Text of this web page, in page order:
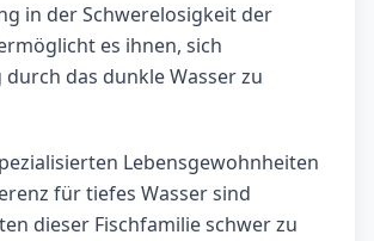
in der Schwerelosigkeit der
es ihnen, sich
das dunkle Wasser zu
Lebensgewohnheiten
für tiefes Wasser sind
dieser Fischfamilie schwer zu